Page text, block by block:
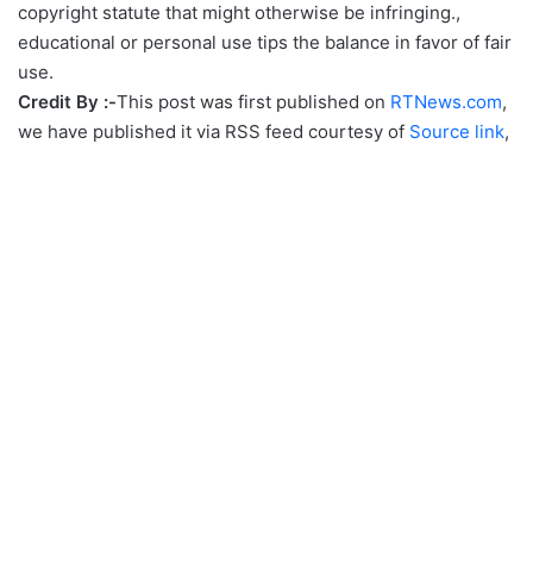
copyright statute that might otherwise be infringing.,
educational or personal use tips the balance in favor of fair
use.
Credit By :-This post was first published on RTNews.com,
we have published it via RSS feed courtesy of Source link,